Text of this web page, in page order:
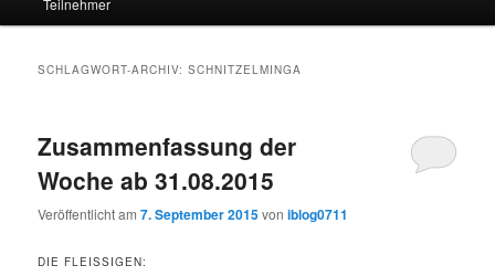
SCHLAGWORT-ARCHIV:SCHNITZELMINGA
Zusammenfassung der
Woche ab 31.08.2015
Veröffentlicht am7. September 2015voniblog0711
DIE FLEISSIGEN: